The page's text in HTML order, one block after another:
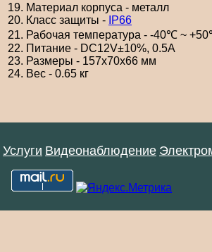
19. Материал корпуса - металл
20. Класс защиты - IP66
21. Рабочая температура - -40℃ ~
22. Питание - DC12V±10%, 0.5А
23. Размеры - 157x70x66 мм
24. Вес - 0.65 кг
Услуги Видеонаблюдение